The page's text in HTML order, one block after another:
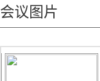
会议图片